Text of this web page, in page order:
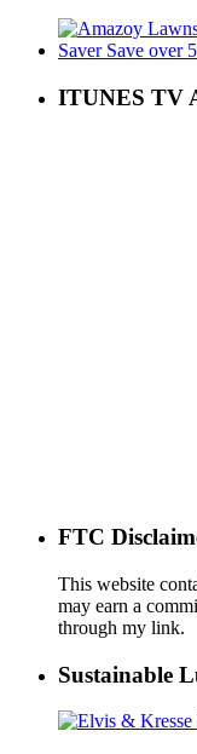
ITUNES TV
FTC
This website
may earn a
through my link.
Sustainable